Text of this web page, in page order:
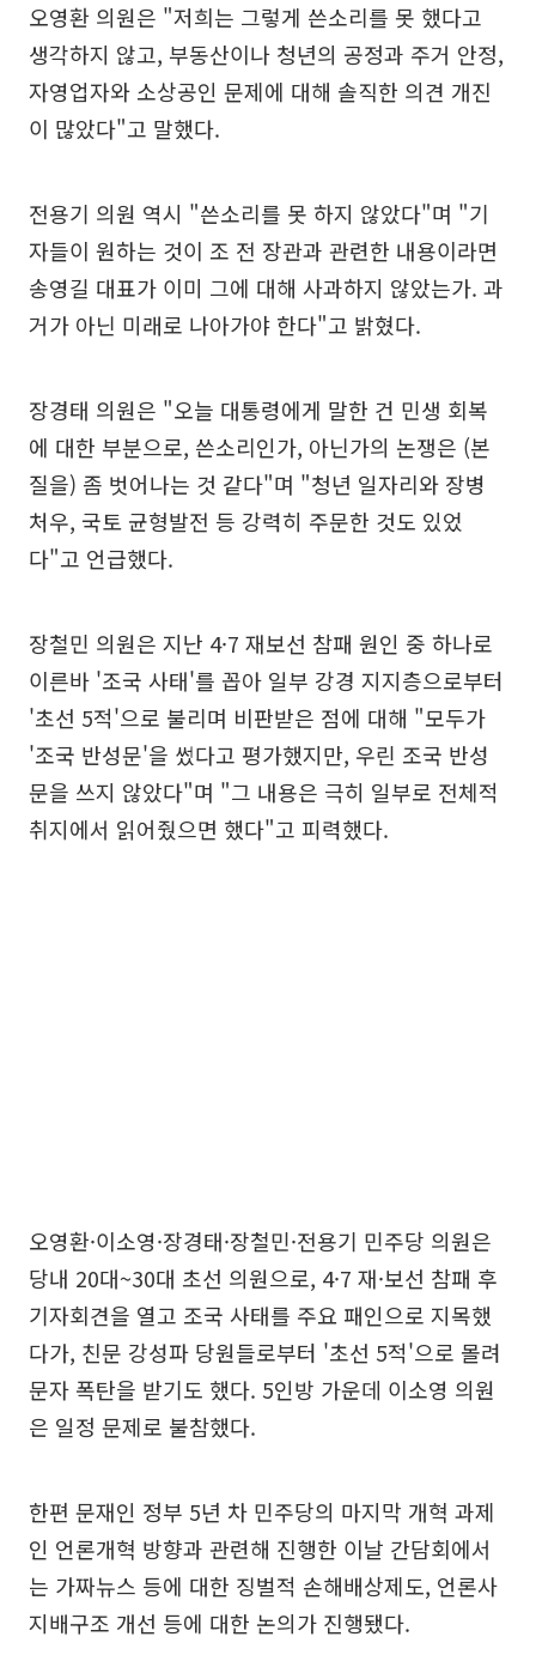
오영환 의원은 "저희는 그렇게 쓴소리를 못 했다고
생각하지 않고, 부동산이나 청년의 공정과 주거 안정,
자영업자와 소상공인 문제에 대해 솔직한 의견 개진
이 많았다"고 말했다.
전용기 의원 역시 "쓴소리를 못 하지 않았다"며 "기
자들이 원하는 것이 조 전 장관과 관련한 내용이라면
송영길 대표가 이미 그에 대해 사과하지 않았는가. 과
거가 아닌 미래로 나아가야 한다"고 밝혔다.
장경태 의원은 "오늘 대통령에게 말한 건 민생 회복
에 대한 부분으로, 쓴소리인가, 아닌가의 논쟁은 (본
질을) 좀 벗어나는 것 같다"며 "청년 일자리와 장병
처우, 국토 균형발전 등 강력히 주문한 것도 있었
다"고 언급했다.
장철민 의원은 지난 4·7 재보선 참패 원인 중 하나로
이른바 '조국 사태'를 꼽아 일부 강경 지지층으로부터
'초선 5적'으로 불리며 비판받은 점에 대해 "모두가
'조국 반성문'을 썼다고 평가했지만, 우린 조국 반성
문을 쓰지 않았다"며 "그 내용은 극히 일부로 전체적
취지에서 읽어줬으면 했다"고 피력했다.
오영환·이소영·장경태·장철민·전용기 민주당 의원은
당내 20대~30대 초선 의원으로, 4·7 재·보선 참패 후
기자회견을 열고 조국 사태를 주요 패인으로 지목했
다가, 친문 강성파 당원들로부터 '초선 5적'으로 몰려
문자 폭탄을 받기도 했다. 5인방 가운데 이소영 의원
은 일정 문제로 불참했다.
한편 문재인 정부 5년 차 민주당의 마지막 개혁 과제
인 언론개혁 방향과 관련해 진행한 이날 간담회에서
는 가짜뉴스 등에 대한 징벌적 손해배상제도, 언론사
지배구조 개선 등에 대한 논의가 진행됐다.